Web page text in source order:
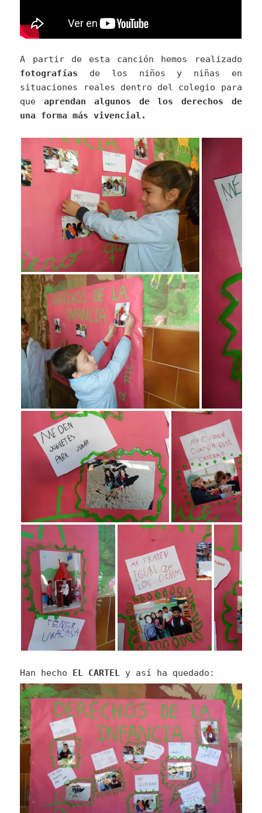
A partir de esta canción hemos realizado
fotografías de los niños y niñas en
situaciones reales dentro del colegio para
queaprendan algunos de los derechos de
una forma más vivencial.
Han hecho EL CARTEL y así ha quedado: